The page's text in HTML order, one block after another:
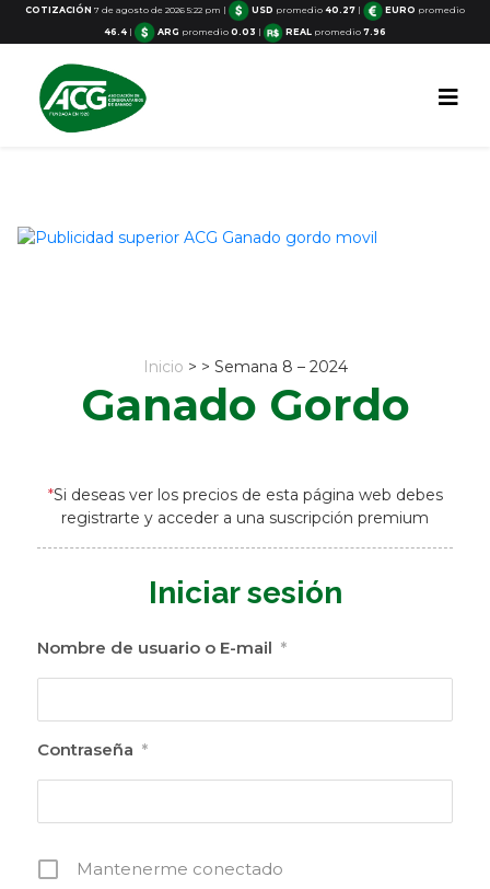
COTIZACIÓN 7 de agosto de 2026 5:22 pm | USD promedio40.27 | EURO promedio
46.4 | ARG promedio0.03 | REAL promedio7.96
Inicio > > Semana 8 – 2024
Ganado Gordo
*Si deseas ver los precios de esta página web debes
registrarte y acceder a una suscripción premium
Iniciar sesión
Nombre de usuario o E-mail *
Contraseña *
Mantenerme conectado